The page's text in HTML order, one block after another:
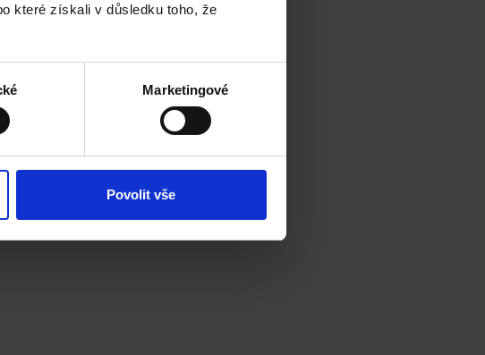
které získali v důsledku toho, že
Marketingové
Povolit vše